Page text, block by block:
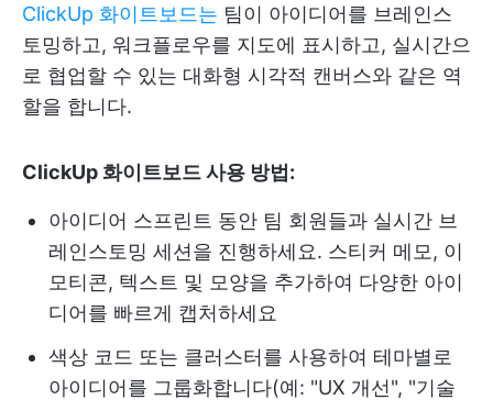
ClickUp 화이트보드는 팀이 아이디어를 브레인스
토밍하고, 워크플로우를 지도에 표시하고, 실시간으
로 협업할 수 있는 대화형 시각적 캔버스와 같은 역
할을 합니다.
ClickUp 화이트보드 사용 방법:
아이디어 스프린트 동안 팀 회원들과 실시간 브
레인스토밍 세션을 진행하세요. 스티커 메모, 이
모티콘, 텍스트 및 모양을 추가하여 다양한 아이
디어를 빠르게 캡처하세요
색상 코드 또는 클러스터를 사용하여 테마별로
아이디어를 그룹화합니다(예: "UX 개선", "기술